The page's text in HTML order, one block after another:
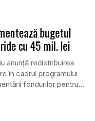
bugetul
cu 45 mil. lei
anunță redistribuirea
în cadrul programului
fondurilor pentru